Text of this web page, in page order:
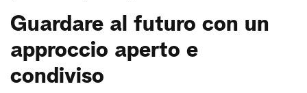
Guardare al futuro con un
approccio aperto e
condiviso